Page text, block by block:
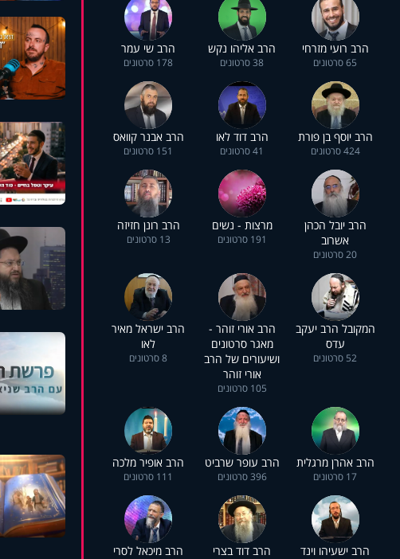
הרב רועי מזרחי
65 סרטונים
הרב אליהו נקש
38 סרטונים
הרב שי עמר
178 סרטונים
הרב יוסף בן פורת
424 סרטונים
הרב דוד לאו
41 סרטונים
הרב אבנר קוואס
151 סרטונים
הרב יובל הכהן
אשרוב
20 סרטונים
מרצות - נשים
191 סרטונים
הרב רונן חזיזה
13 סרטונים
המקובל הרב יעקב
עדס
52 סרטונים
הרב אורי זוהר -
מאגר סרטונים
ושיעורים של הרב
אורי זוהר
105 סרטונים
הרב ישראל מאיר
לאו
8 סרטונים
הרב אהרן מרגלית
17 סרטונים
הרב עופר שרביט
396 סרטונים
הרב אופיר מלכה
111 סרטונים
הרב ישעיהו וינד הרב דוד בצרי הרב מיכאל לסרי